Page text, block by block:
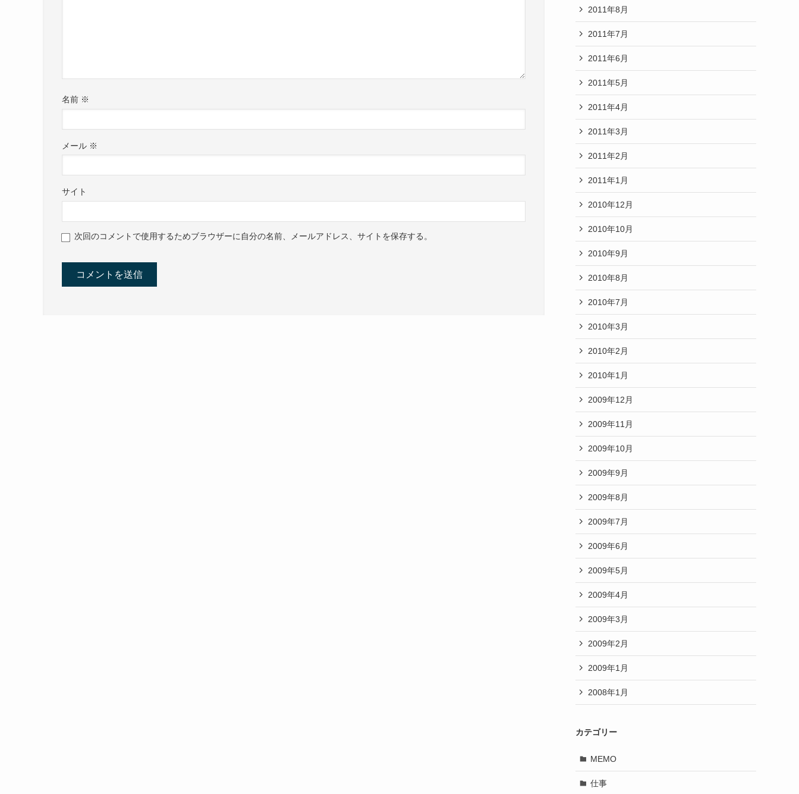
名前 ※
メール ※
サイト
次回のコメントで使用するためブラウザーに自分の名前、メールアドレス、サイトを保存する。
2011年8月
2011年7月
2011年6月
2011年5月
2011年4月
2011年3月
2011年2月
2011年1月
2010年12月
2010年10月
2010年9月
2010年8月
2010年7月
2010年3月
2010年2月
2010年1月
2009年12月
2009年11月
2009年10月
2009年9月
2009年8月
2009年7月
2009年6月
2009年5月
2009年4月
2009年3月
2009年2月
2009年1月
2008年1月
カテゴリー
MEMO
仕事